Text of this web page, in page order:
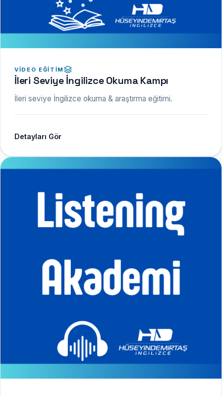
VIDEO EĞITIM
İleri Seviye İngilizce Okuma Kampı
İleri seviye İngilizce okuma & araştırma eğitimi.
Detayları Gör